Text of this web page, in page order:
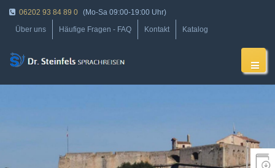
06202 93 84 89 0 (Mo-Sa 09:00-19:00 Uhr)
Über uns
Häufige Fragen - FAQ Kontakt Katalog